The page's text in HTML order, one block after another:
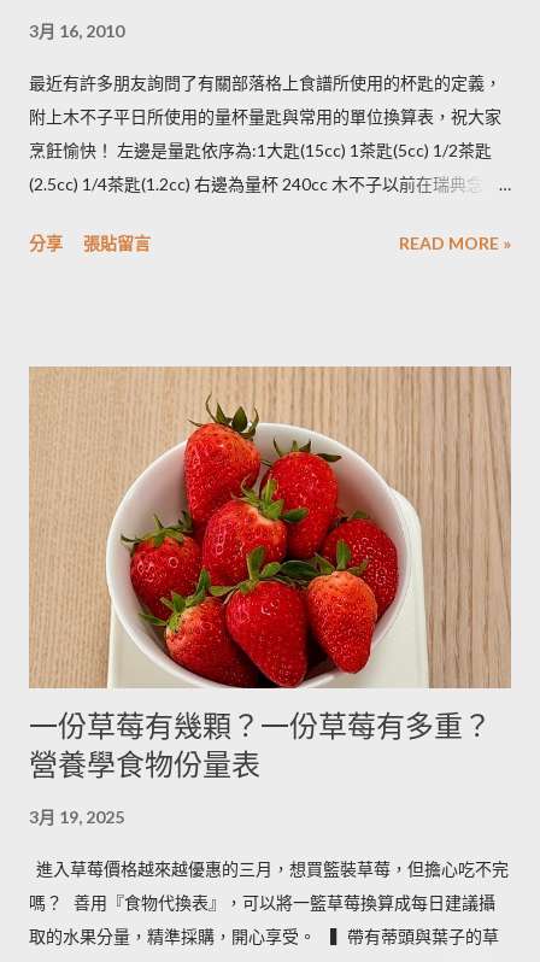
淨蒸熟，接著再依據料理需求切塊或壓泥分裝，送入冷凍庫冷
凍。必須注意的是，在馬鈴薯冷凍的過程，水分會與澱粉脫離，
所以解凍馬鈴薯塊時馬鈴薯會出水，不同的馬鈴薯品種，出水程
度不同，可依料理需求選擇；冷凍庫的幸福生活提案一書提到：
將馬鈴薯壓成泥，可以改善馬鈴薯解凍後水水軟軟的狀態。木不
被附近的馬鈴薯泥吸收。 2014/12/12補充from Patty： 1.新鮮現
落擺放三個月。...
3月 16, 2010
最近有許多朋友詢問了有關部落格上食譜所使用的杯匙的定義，
附上木不子平日所使用的量杯量匙與常用的單位換算表，祝大家
烹飪愉快！ 左邊是量匙依序為:1大匙(15cc) 1茶匙(5cc) 1/2茶匙
(2.5cc) 1/4茶匙(1.2cc) 右邊為量杯 240cc 木不子以前在瑞典念書
用材料容量重量換算表 名稱 1 小匙 (1t) 1 大匙(1T) 1 杯(1cup)
3.9g --------- --------- 可可粉 2g 6g 80g 乾酵母 3.3g 10g --------- 吉
利丁粉 3.3g 10g 細鹽 4.3g 13g ---------- 細砂糖 4g 13g 170g 粗砂
糖 4g 13g 170g 糖粉 2g 6g 100g 蜂蜜 7g 22g 290g 沙拉油 4g
14g 190g 鮮奶油 5g 15g 200g 奶油 4.5g 14g 205g 酥油 4g 13g
180g 牛奶 6g 17g 210g 煉乳 6g 17.5g 240g 優格 5g 15g 210g 清
水 5g 15g 200g 可可粉 2g 6g 80g 即溶咖啡 2g 6g 70g 葡萄乾 ----
- ------- 170g 引用自 Mami的魔法廚房 ...
分享 張貼留言 READ MORE »
一份草莓有幾顆？一份草莓有多重？
營養學食物份量表
3月 19, 2025
進入草莓價格越來越優惠的三月，想買籃裝草莓，但擔心吃不完
嗎？ ​ 善用『食物代換表』，可以將一籃草莓換算成每日建議攝
取的水果分量，精準採購，開心享受。 ​ ​ ▍帶有蒂頭與葉子的草